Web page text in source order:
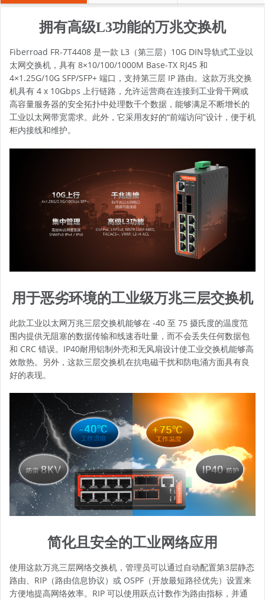
拥有高级L3功能的万兆交换机
Fiberroad FR-7T4408 是一款 L3（第三层）10G DIN导轨式工业以
太网交换机 ，具有 8×10/100/1000M Base-TX RJ45 和
4×1.25G/10G SFP/SFP+ 端口，支持第三层 IP 路由。这款万兆交换
机具有 4 x 10Gbps 上行链路，允许运营商在连接到工业骨干网或
高容量服务器的安全拓扑中处理数千个数据，能够满足不断增长的
工业以太网带宽需求。此外，它采用友好的“前端访问”设计，便于机
柜内接线和维护。
用于恶劣环境的工业级万兆三层交换机
此款工业以太网万兆三层交换机能够在 -40 至 75 摄氏度的温度范
围内提供无阻塞的数据传输和线速吞吐量，而不会丢失任何数据包
和 CRC 错误。IP40耐用铝制外壳和无风扇设计使工业交换机能够高
效散热。另外，这款三层交换机在抗电磁干扰和防电涌方面具有良
好的表现。
简化且安全的工业网络应用
使用这款万兆三层网络交换机，管理员可以通过自动配置第3层静态
路由、RIP（路由信息协议）或 OSPF（开放最短路径优先）设置来
方便地提高网络效率。RIP 可以使用跃点计数作为路由指标，并通